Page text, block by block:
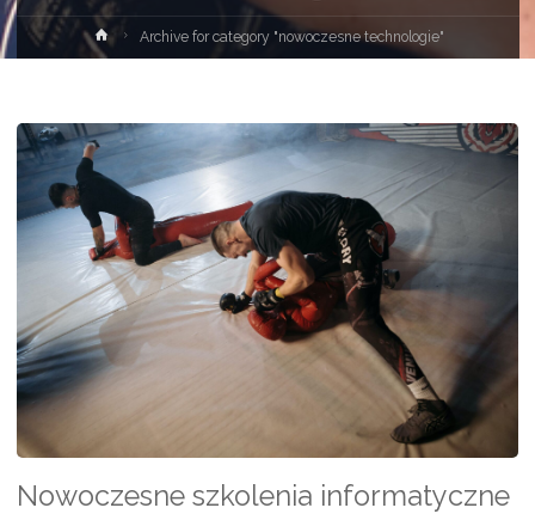
Strona
główna
Archive for category "nowoczesne technologie"
Nowoczesne szkolenia informatyczne